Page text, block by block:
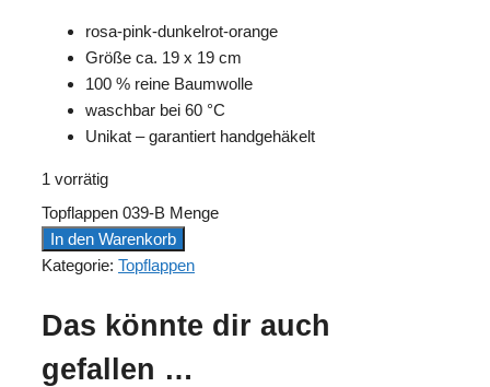
rosa-pink-dunkelrot-orange
Größe ca. 19 x 19 cm
100 % reine Baumwolle
waschbar bei 60 °C
Unikat – garantiert handgehäkelt
1 vorrätig
Topflappen 039-B Menge
In den Warenkorb
Kategorie: Topflappen
Das könnte dir auch
gefallen …